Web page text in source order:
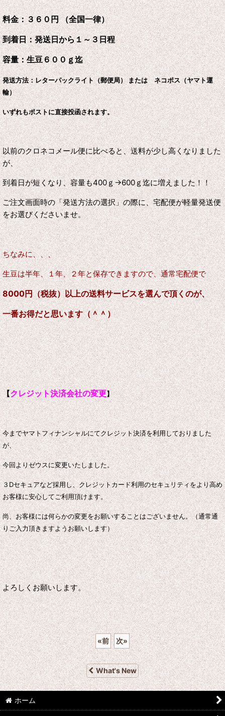
料金：３６０円 （全国一律）
到着日：発送日から１～３日程
容量：生豆６００ｇ迄
発送方法：レターパックライト（郵便局） または ネコポス（ヤマト運
輸）
いずれもポストに直接投函されます。
以前のクロネコメール便に比べると、送料が少し高くなりました
が、
到着日が短くなり、容量も400ｇ→600ｇ迄に増えました！！
ご注文画面時の「発送方法の選択」の際に、宅配便が軽量発送便
をお選びくださいませ。
ちなみに、、、
生豆は半年、１年、２年と保存できますので、通常宅配便で
8000円（税抜）以上の送料サービスを選んで頂くのが、
一番お得だと思います（＾＾）
【クレジット決済会社の変更】
今までヤマトフィナンシャルにてクレジット決済を利用しておりました
が、
今回よりゼウスに変更いたしました。
３Dセキュアなど採用し、クレジットカード利用のセキュリティをより高め
お客様に安心してご利用頂けます。
尚、お客様には何らかの変更をお願いすることはございません。（通常通
りご入力頂きますようお願いします）
よろしくお願いします。
«前 次»
What's New
ホーム